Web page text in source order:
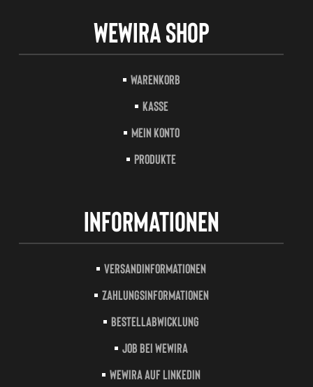
Wewira Shop
Warenkorb
Kasse
Mein Konto
Produkte
Informationen
Versandinformationen
Zahlungsinformationen
Bestellabwicklung
Job bei Wewira
Wewira auf LinkedIn